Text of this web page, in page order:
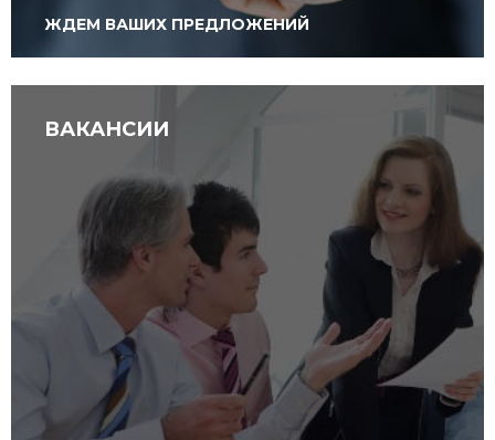
ЖДЕМ ВАШИХ ПРЕДЛОЖЕНИЙ
ВАКАНСИИ